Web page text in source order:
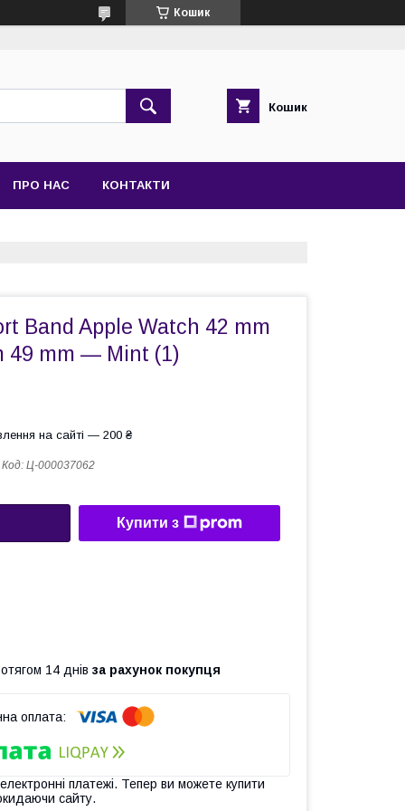
Кошик
Кошик
ПРО НАС КОНТАКТИ
Band Apple Watch 42 mm
49 mm — Mint (1)
на сайті — 200 ₴
Код: Ц-000037062
Купити з
14 днів за рахунок покупця
платежі. Тепер ви можете купити
сайту.